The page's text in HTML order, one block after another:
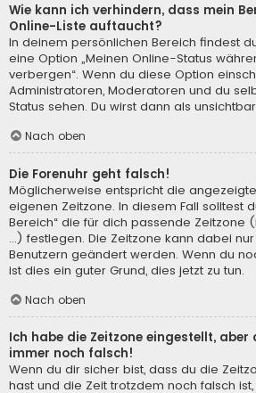
Wie kann ich verhindern, dass mein
Online-Liste auftaucht?
In deinem persönlichen Bereich findest
eine Option „Meinen Online-Status
verbergen“. Wenn du diese Option
Administratoren, Moderatoren und du
Status sehen. Du wirst dann als
Nach oben
Die Forenuhr geht falsch!
Möglicherweise entspricht die
eigenen Zeitzone. In diesem Fall solltest
Bereich“ die für dich passende Zeitzone
...) festlegen. Die Zeitzone kann dabei
Benutzern geändert werden. Wenn du
ist dies ein guter Grund, dies jetzt zu tun.
Nach oben
Ich habe die Zeitzone eingestellt, aber
immer noch falsch!
Wenn du dir sicher bist, dass du die
hast und die Zeit trotzdem noch falsch